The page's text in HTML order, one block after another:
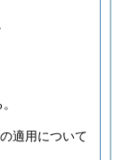
適用について